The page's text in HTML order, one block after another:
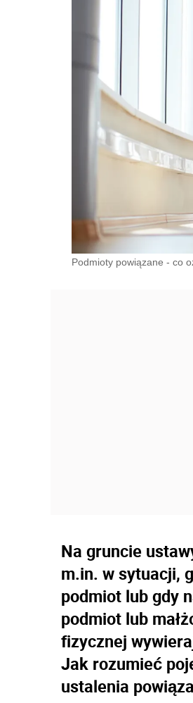
Podmioty powiązane - co
Na gruncie
m.in. w sytuacji,
podmiot lub gdy
podmiot lub
fizycznej
Jak rozumieć
ustalenia